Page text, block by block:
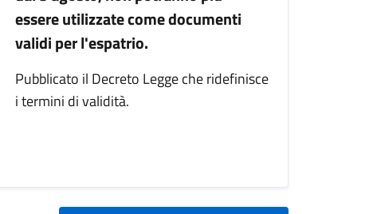
essere utilizzate come documenti
validi per l'espatrio.
Pubblicato il Decreto Legge che ridefinisce
i termini di validità.